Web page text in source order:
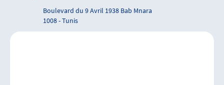
Boulevard du 9 Avril 1938 Bab Mnara
1008 - Tunis